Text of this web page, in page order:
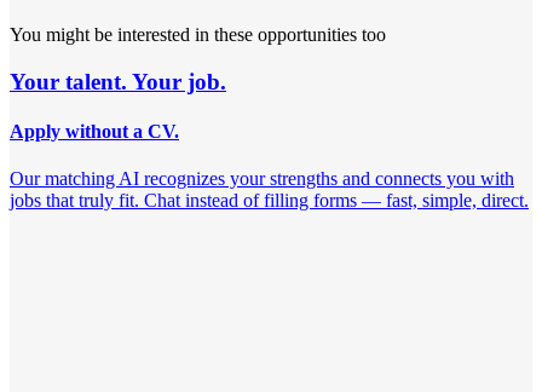
You might be interested in these opportunities too
Your talent. Your job.
Apply without a CV.
Our matching AI recognizes your strengths and connects you with
jobs that truly fit. Chat instead of filling forms — fast, simple, direct.